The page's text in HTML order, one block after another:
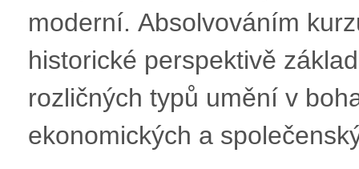
moderní. Absolvováním
historické perspektivě
rozličných typů umění v
ekonomických a